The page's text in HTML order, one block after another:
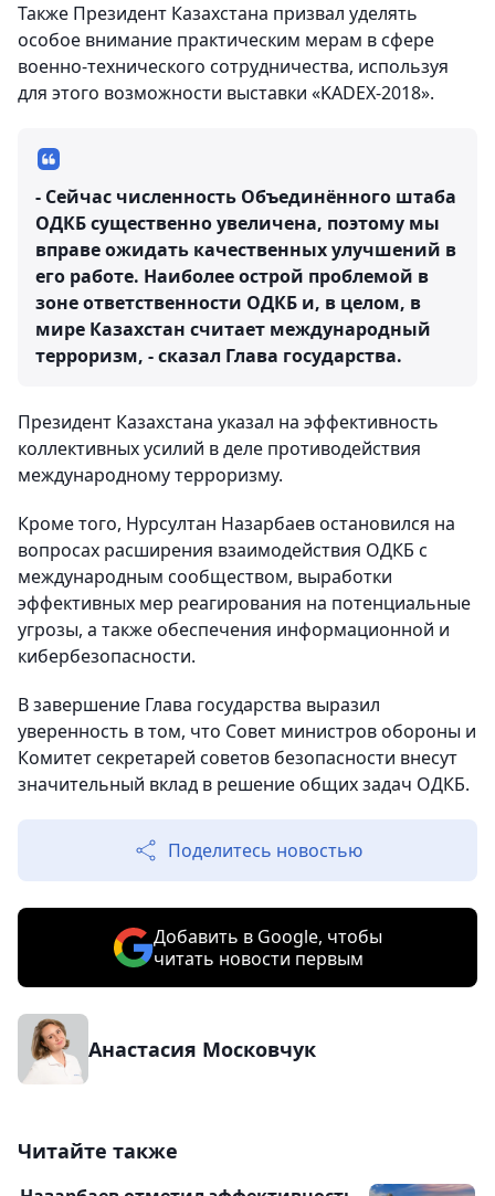
Также Президент Казахстана призвал уделять
особое внимание практическим мерам в сфере
военно-технического сотрудничества, используя
для этого возможности выставки «KADEX-2018».
- Сейчас численность Объединённого штаба
ОДКБ существенно увеличена, поэтому мы
вправе ожидать качественных улучшений в
его работе. Наиболее острой проблемой в
зоне ответственности ОДКБ и, в целом, в
мире Казахстан считает международный
терроризм, - сказал Глава государства.
Президент Казахстана указал на эффективность
коллективных усилий в деле противодействия
международному терроризму.
Кроме того, Нурсултан Назарбаев остановился на
вопросах расширения взаимодействия ОДКБ с
международным сообществом, выработки
эффективных мер реагирования на потенциальные
угрозы, а также обеспечения информационной и
кибербезопасности.
В завершение Глава государства выразил
уверенность в том, что Совет министров обороны и
Комитет секретарей советов безопасности внесут
значительный вклад в решение общих задач ОДКБ.
Поделитесь новостью
Добавить в Google, чтобы
читать новости первым
Анастасия Московчук
Читайте также